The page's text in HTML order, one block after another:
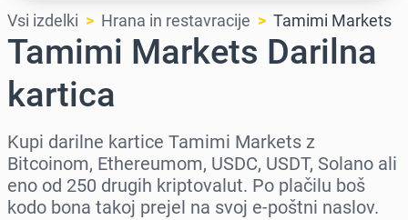
Vsi izdelki Hrana in restavracije Tamimi Markets
Tamimi Markets Darilna
kartica
Kupi darilne kartice Tamimi Markets z
Bitcoinom, Ethereumom, USDC, USDT, Solano ali
eno od 250 drugih kriptovalut. Po plačilu boš
kodo bona takoj prejel na svoj e-poštni naslov.